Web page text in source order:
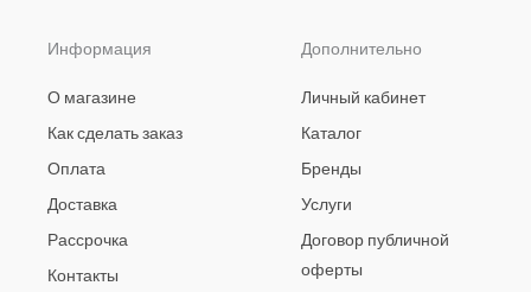
Информация
О магазине
Как сделать заказ
Оплата
Доставка
Рассрочка
Контакты
Дополнительно
Личный кабинет
Каталог
Бренды
Услуги
Договор публичной
оферты